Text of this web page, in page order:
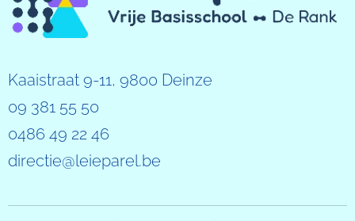
Kaaistraat 9-11, 9800 Deinze
09 381 55 50
0486 49 22 46
directie@leieparel.be